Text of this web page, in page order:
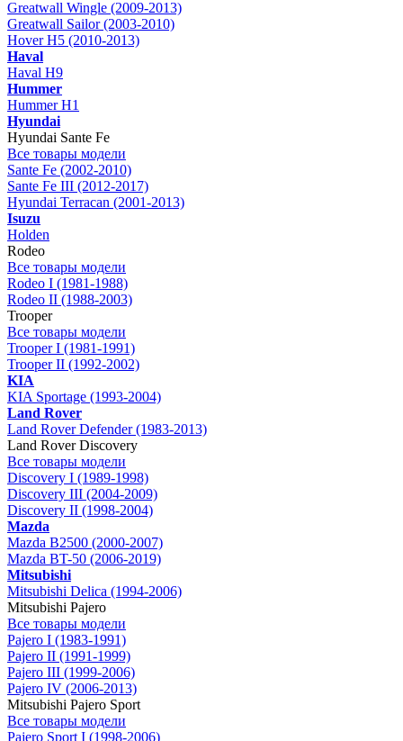
Greatwall Wingle (2009-2013)
Greatwall Sailor (2003-2010)
Hover H5 (2010-2013)
Haval
Haval H9
Hummer
Hummer H1
Hyundai
Hyundai Sante Fe
Все товары модели
Sante Fe (2002-2010)
Sante Fe III (2012-2017)
Hyundai Terracan (2001-2013)
Isuzu
Holden
Rodeo
Все товары модели
Rodeo I (1981-1988)
Rodeo II (1988-2003)
Trooper
Все товары модели
Trooper I (1981-1991)
Trooper II (1992-2002)
KIA
KIA Sportage (1993-2004)
Land Rover
Land Rover Defender (1983-2013)
Land Rover Discovery
Все товары модели
Discovery I (1989-1998)
Discovery III (2004-2009)
Discovery II (1998-2004)
Mazda
Mazda B2500 (2000-2007)
Mazda BT-50 (2006-2019)
Mitsubishi
Mitsubishi Delica (1994-2006)
Mitsubishi Pajero
Все товары модели
Pajero I (1983-1991)
Pajero II (1991-1999)
Pajero III (1999-2006)
Pajero IV (2006-2013)
Mitsubishi Pajero Sport
Все товары модели
Pajero Sport I (1998-2006)